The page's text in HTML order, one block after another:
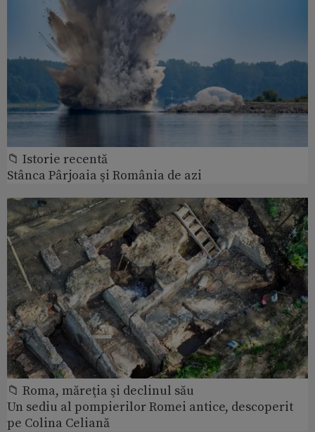
📁 Istorie recentă
Stânca Pârjoaia şi România de azi
📁 Roma, măreţia şi declinul său
Un sediu al pompierilor Romei antice, descoperit
pe Colina Celiană